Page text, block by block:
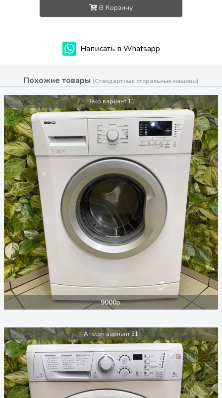
В Корзину
Написать в Whatsapp
Похожие товары (Стандартные стиральные машины)
Beko вариант 11
9000р.
Ariston вариант 31